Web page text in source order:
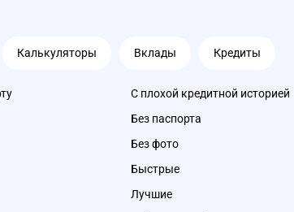
Калькуляторы Вклады Кредиты
С плохой кредитной историей
Без паспорта
Без фото
Быстрые
Лучшие